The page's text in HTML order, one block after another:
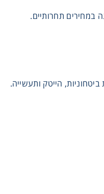
במחירים תחרותיים.
הייטק ותעשייה.